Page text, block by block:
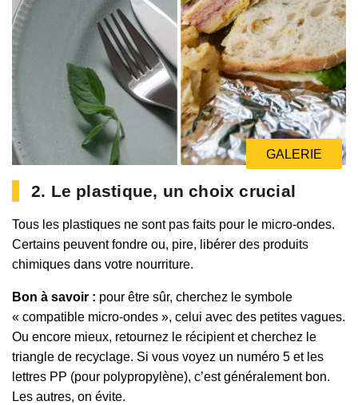
GALERIE
2. Le plastique, un choix crucial
Tous les plastiques ne sont pas faits pour le micro-ondes.
Certains peuvent fondre ou, pire, libérer des produits
chimiques dans votre nourriture.
Bon à savoir : pour être sûr, cherchez le symbole
« compatible micro-ondes », celui avec des petites vagues.
Ou encore mieux, retournez le récipient et cherchez le
triangle de recyclage. Si vous voyez un numéro 5 et les
lettres PP (pour polypropylène), c’est généralement bon.
Les autres, on évite.